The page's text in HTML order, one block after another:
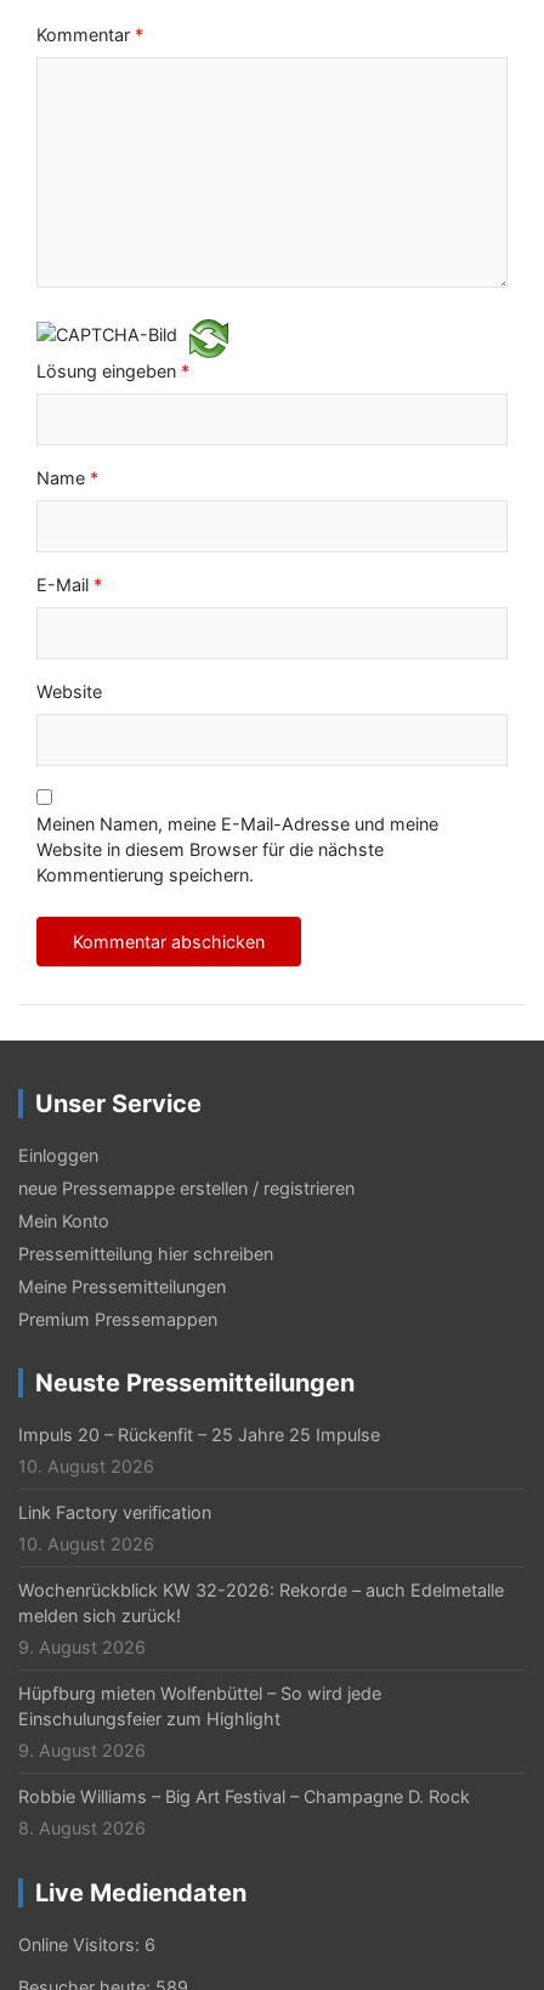
N
a
o
n
Kommentar *
Lösung eingeben *
Name *
E-Mail *
Website
Meinen Namen, meine E-Mail-Adresse und meine
Website in diesem Browser für die nächste
Kommentierung speichern.
Unser Service
Einloggen
neue Pressemappe erstellen / registrieren
Mein Konto
Pressemitteilung hier schreiben
Meine Pressemitteilungen
Premium Pressemappen
Neuste Pressemitteilungen
Impuls 20 – Rückenfit – 25 Jahre 25 Impulse
10. August 2026
Link Factory verification
10. August 2026
Wochenrückblick KW 32-2026: Rekorde – auch Edelmetalle
melden sich zurück!
9. August 2026
Hüpfburg mieten Wolfenbüttel – So wird jede
Einschulungsfeier zum Highlight
9. August 2026
Robbie Williams – Big Art Festival – Champagne D. Rock
8. August 2026
Live Mediendaten
Online Visitors: 6